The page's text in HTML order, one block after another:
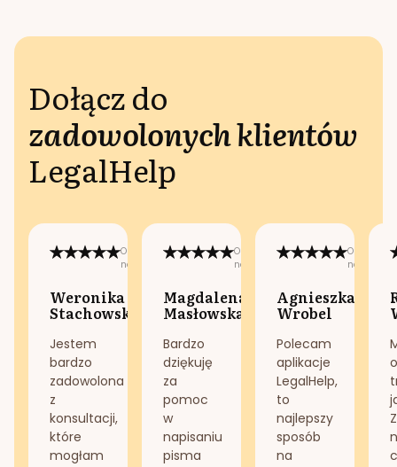
Dołącz do
zadowolonych klientów
LegalHelp
Opublikowano
na:
Weronika
Stachowska
Jestem
bardzo
zadowolona
z
konsultacji,
które
mogłam
Opublikowano
na:
Magdalena
Masłowska
Bardzo
dziękuję
za
pomoc
w
napisaniu
pisma
na:
Agnieszka
Wrobel
Polecam
aplikacje
LegalHelp,
to
najlepszy
sposób
na